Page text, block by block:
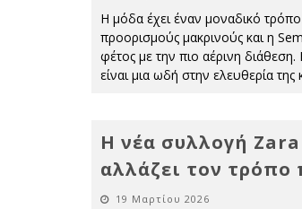
Η μόδα έχει έναν μοναδικό τρόπο
προορισμούς μακρινούς και η
φέτος με την πιο αέρινη
είναι μια ωδή στην ελευθερία της
Η νέα συλλογή Zara
αλλάζει τον τρόπο
19 Μαρτίου 2026